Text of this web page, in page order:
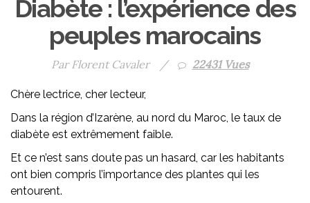
Diabète : l’expérience des
peuples marocains
Par Florent Cavaler / 22431 Vues
Chère lectrice, cher lecteur,
Dans la région d’Izarène, au nord du Maroc, le taux de
diabète est extrêmement faible.
Et ce n’est sans doute pas un hasard, car les habitants
ont bien compris l’importance des plantes qui les
entourent.